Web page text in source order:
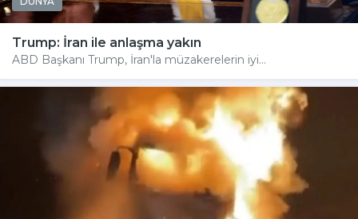
Trump: İran ile anlaşma yakın
ABD Başkanı Trump, İran'la müzakerelerin iyi...